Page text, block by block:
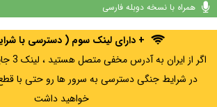
همراه با نسخه دوبله فارسی
+ دارای لینک سوم ( دسترسی با
در شرایط جنگی دسترسی به سرور ها رو حتی با قطع
خواهید داشت